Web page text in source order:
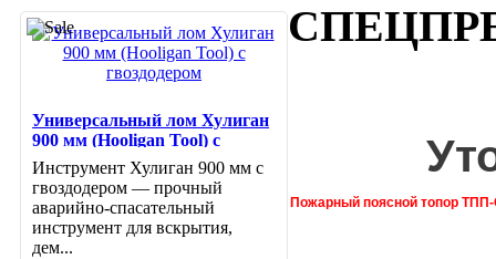
Универсальный лом Хулиган
900 мм (Hooligan Tool) с
гвоздодером
Инструмент Хулиган 900 мм с
гвоздодером — прочный
аварийно-спасательный
инструмент для вскрытия,
дем...
Пожарный поясной топор